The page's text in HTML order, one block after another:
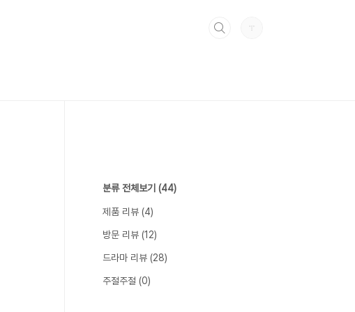
분류 전체보기 (44)
제품 리뷰 (4)
방문 리뷰 (12)
드라마 리뷰 (28)
주절주절 (0)